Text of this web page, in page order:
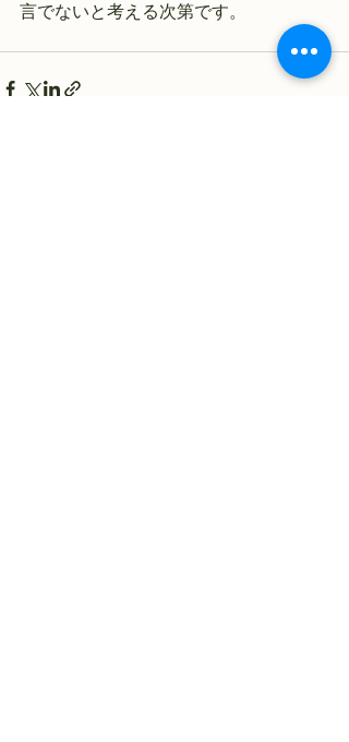
言でないと考える次第です。